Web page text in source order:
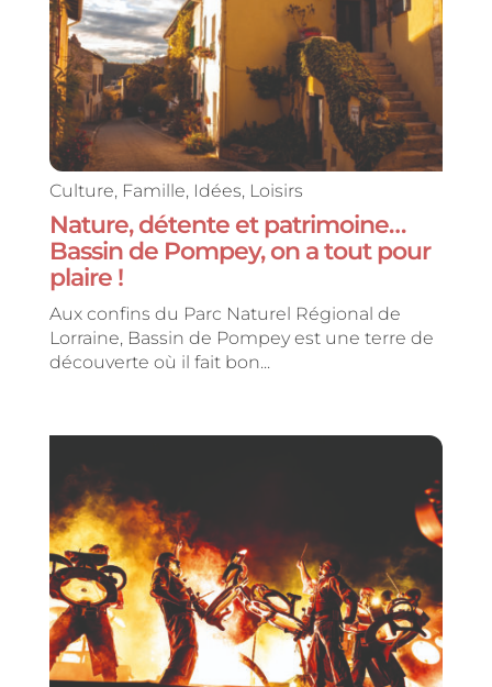
Culture, Famille, Idées, Loisirs
Nature, détente et patrimoine…
Bassin de Pompey, on a tout pour
plaire !
Aux confins du Parc Naturel Régional de
Lorraine, Bassin de Pompey est une terre de
découverte où il fait bon...